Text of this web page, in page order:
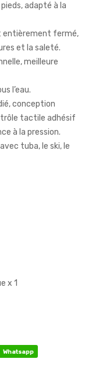
adapté à la
entièrement fermé,
et la saleté.
meilleure
l’eau.
conception
tactile adhésif
à la pression.
tuba, le ski, le
x 1
Whatsapp